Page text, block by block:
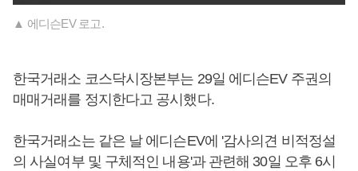
▲ 에디슨EV 로고.
한국거래소 코스닥시장본부는 29일 에디슨EV 주권의
매매거래를 정지한다고 공시했다.
한국거래소는 같은 날 에디슨EV에 '감사의견 비적정설
의 사실여부 및 구체적인 내용'과 관련해 30일 오후 6시